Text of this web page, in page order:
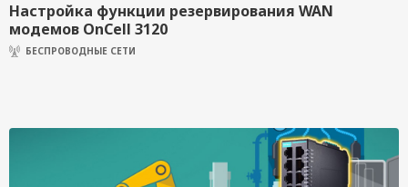
Настройка функции резервирования WAN
модемов OnCell 3120
БЕСПРОВОДНЫЕ СЕТИ